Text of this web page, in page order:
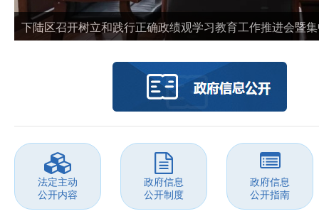
下陆区召开树立和践行正确政绩观学习教育工作推进会暨
法定主动
公开内容
政府信息
公开制度
政府信息
公开指南